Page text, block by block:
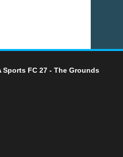
FC 27 - The Grounds